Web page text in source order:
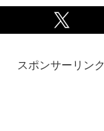
スポンサーリンク